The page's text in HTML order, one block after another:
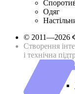
Одяг
© 2011—2026
Створення
і технічна